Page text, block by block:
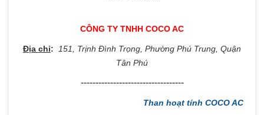
CÔNG TY TNHH COCO AC
Địa chỉ:
151, Trịnh Đình Trọng, Phường Phú Trung, Quận
Tân Phú
​-----------------------------------
Than hoạt tính COCO AC